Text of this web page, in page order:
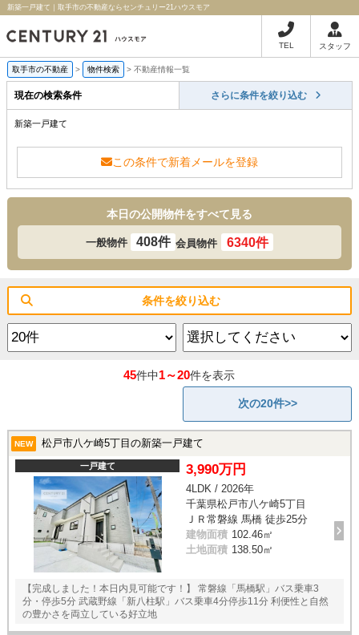
新築一戸建て｜取手市の不動産ならセンチュリー21ハウスモア
TEL スタッフ
取手市の不動産 > 物件検索 > 不動産情報一覧
現在の検索条件 さらに条件を絞り込む
新築一戸建て
この条件で新着メールを登録
本日の公開物件をすべて見る
一般物件 408件 会員物件 6340件
条件を絞り込む
45件中1～20件を表示
次の20件>>
NEW 松戸市八ケ崎5丁目の新築一戸建て
一戸建て 3,990万円
4LDK / 2026年
千葉県松戸市八ケ崎5丁目
ＪＲ常磐線 馬橋 徒歩25分
建物面積 102.46㎡
土地面積 138.50㎡
【完成しました！本日内見可能です！】 常磐線「馬橋駅」バス乗車3
分・停歩5分 武蔵野線「新八柱駅」バス乗車4分停歩11分 利便性と自然
の豊かさを両立している好立地